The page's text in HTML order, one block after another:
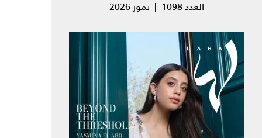
العدد 1098 | تموز 2026